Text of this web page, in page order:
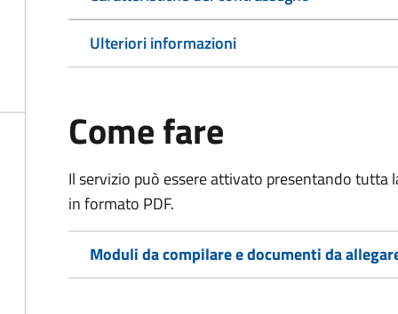
Ulteriori informazioni
Come fare
Il servizio può essere attivato presentando
in formato PDF.
Moduli da compilare e documenti da